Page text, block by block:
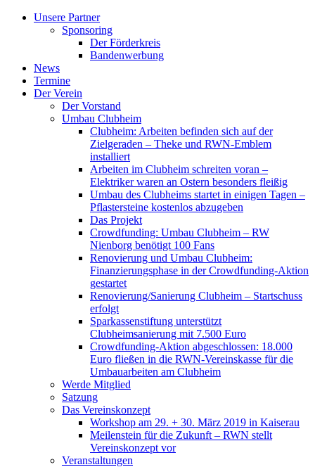
Unsere Partner
Sponsoring
Der Förderkreis
Bandenwerbung
News
Termine
Der Verein
Der Vorstand
Umbau Clubheim
Clubheim: Arbeiten befinden sich auf der
Zielgeraden – Theke und RWN-Emblem
installiert
Arbeiten im Clubheim schreiten voran –
Elektriker waren an Ostern besonders fleißig
Umbau des Clubheims startet in einigen Tagen –
Pflastersteine kostenlos abzugeben
Das Projekt
Crowdfunding: Umbau Clubheim – RW
Nienborg benötigt 100 Fans
Renovierung und Umbau Clubheim:
Finanzierungsphase in der Crowdfunding-Aktion
gestartet
Renovierung/Sanierung Clubheim – Startschuss
erfolgt
Sparkassenstiftung unterstützt
Clubheimsanierung mit 7.500 Euro
Crowdfunding-Aktion abgeschlossen: 18.000
Euro fließen in die RWN-Vereinskasse für die
Umbauarbeiten am Clubheim
Werde Mitglied
Satzung
Das Vereinskonzept
Workshop am 29. + 30. März 2019 in Kaiserau
Meilenstein für die Zukunft – RWN stellt
Vereinskonzept vor
Veranstaltungen